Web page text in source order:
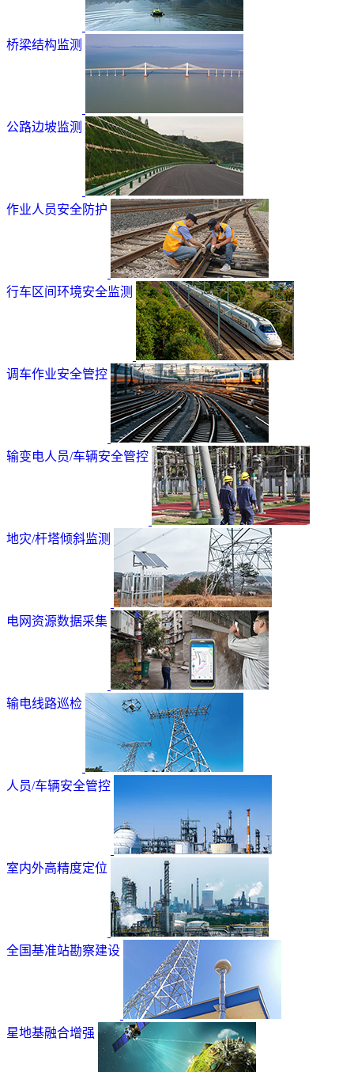
桥梁结构监测
公路边坡监测
作业人员安全防护
行车区间环境安全监测
调车作业安全管控
输变电人员/车辆安全管控
地灾/杆塔倾斜监测
电网资源数据采集
输电线路巡检
人员/车辆安全管控
室内外高精度定位
全国基准站勘察建设
星地基融合增强